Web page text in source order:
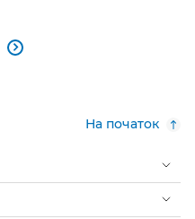

На початок